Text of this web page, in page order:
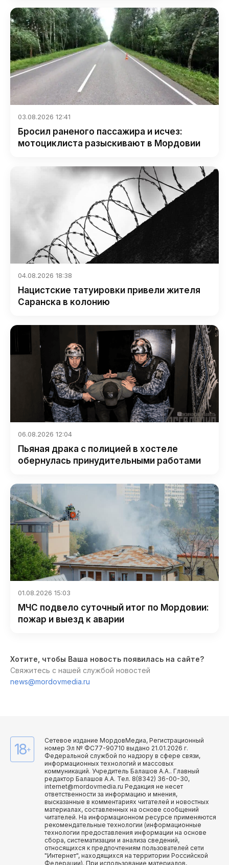
03.08.2026 12:41
Бросил раненого пассажира и исчез:
мотоциклиста разыскивают в Мордовии
04.08.2026 18:38
Нацистские татуировки привели жителя
Саранска в колонию
06.08.2026 12:04
Пьяная драка с полицией в хостеле
обернулась принудительными работами
01.08.2026 15:03
МЧС подвело суточный итог по Мордовии:
пожар и выезд к аварии
Хотите, чтобы Ваша новость появилась на сайте?
Свяжитесь с нашей службой новостей
news@mordovmedia.ru
18+
Сетевое издание МордовМедиа, Регистрационный
номер Эл № ФС77-90710 выдано 21.01.2026 г.
Федеральной службой по надзору в сфере связи,
информационных технологий и массовых
коммуникаций. Учредитель Балашов А.А.. Главный
редактор Балашов А.А. Тел. 8(8342) 36-00-30,
internet@mordovmedia.ru Редакция не несет
ответственности за информацию и мнения,
высказанные в комментариях читателей и новостных
материалах, составленных на основе сообщений
читателей. На информационном ресурсе применяются
рекомендательные технологии (информационные
технологии предоставления информации на основе
сбора, систематизации и анализа сведений,
относящихся к предпочтениям пользователей сети
"Интернет", находящихся на территории Российской
Федерации). При использование материалов,